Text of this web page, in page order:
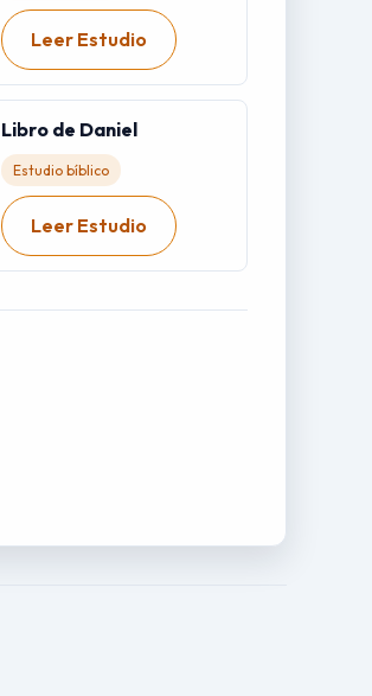
Leer Estudio
Libro de Daniel
Estudio bíblico
Leer Estudio